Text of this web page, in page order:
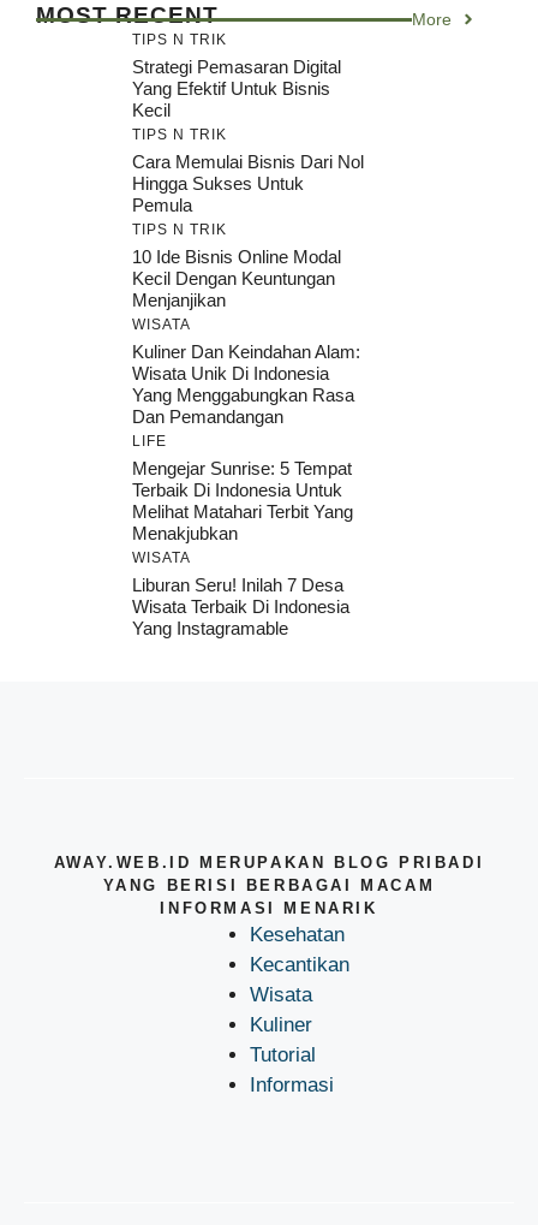
MOST RECENT More
TIPS N TRIK
Strategi Pemasaran Digital
Yang Efektif Untuk Bisnis
Kecil
TIPS N TRIK
Cara Memulai Bisnis Dari Nol
Hingga Sukses Untuk
Pemula
TIPS N TRIK
10 Ide Bisnis Online Modal
Kecil Dengan Keuntungan
Menjanjikan
WISATA
Kuliner Dan Keindahan Alam:
Wisata Unik Di Indonesia
Yang Menggabungkan Rasa
Dan Pemandangan
LIFE
Mengejar Sunrise: 5 Tempat
Terbaik Di Indonesia Untuk
Melihat Matahari Terbit Yang
Menakjubkan
WISATA
Liburan Seru! Inilah 7 Desa
Wisata Terbaik Di Indonesia
Yang Instagramable
AWAY.WEB.ID MERUPAKAN BLOG PRIBADI
YANG BERISI BERBAGAI MACAM
INFORMASI MENARIK
Kesehatan
Kecantikan
Wisata
Kuliner
Tutorial
Informasi